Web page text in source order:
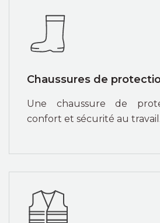
Chaussures de
Une chaussure de
confort et sécurité au travail.